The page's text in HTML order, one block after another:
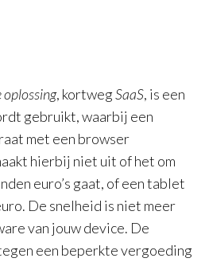
oplossing, kortwegSaaS, is een
gebruikt, waarbij een
met een browser
hierbij niet uit of het om
euro’s gaat, of een tablet
De snelheid is niet meer
van jouw device. De
een beperkte vergoeding